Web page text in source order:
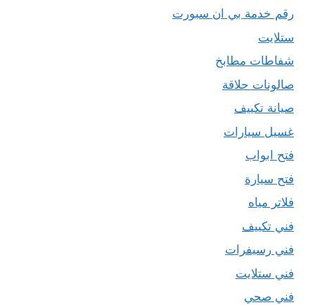
رقم خدمة بي ان سبورت
ستلايت
شفاطات مطابخ
صالونات حلاقة
صيانة تكييف
غسيل سيارات
فتح ابواب
فتح سيارة
فلاتر مياه
فني تكييف
فني رسيفرات
فني ستلايت
فني صحي